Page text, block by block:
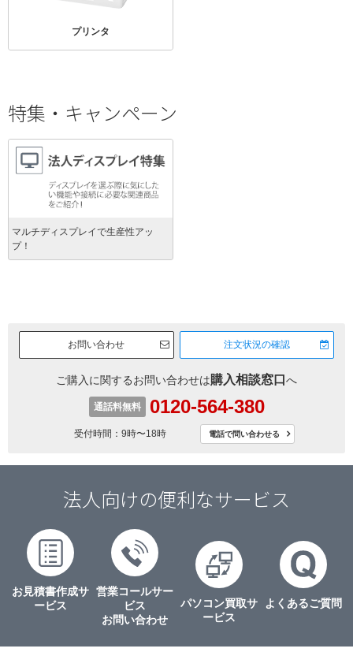
プリンタ
特集・キャンペーン
マルチディスプレイで生産性アッ
プ！
お問い合わせ 注文状況の確認
ご購入に関するお問い合わせは購入相談窓口 へ
通話料無料 0120-564-380
受付時間 9時〜18時 電話で問い合わせる
法人向けの便利なサービス
お見積書作成サ
ービス
営業コールサー
ビス
お問い合わせ
パソコン買取サ
ービス
よくあるご質問